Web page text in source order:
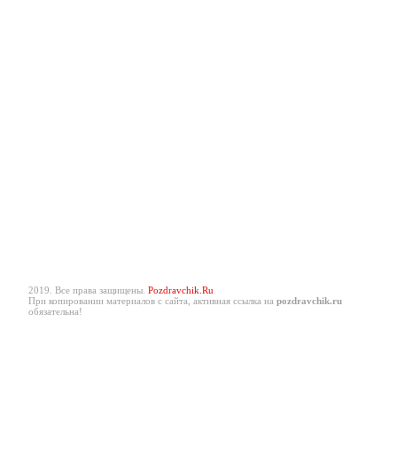
2019. Все права защищены. Pozdravchik.Ru
При копировании материалов с сайта, активная ссылка на pozdravchik.ru
обязательна!